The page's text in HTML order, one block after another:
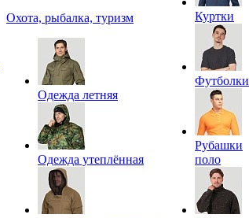
Охота, рыбалка, туризм
Одежда летняя
Одежда утеплённая
Куртки
Футболки
Рубашки
поло